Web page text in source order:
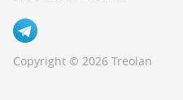
Copyright © 2026 Treolan